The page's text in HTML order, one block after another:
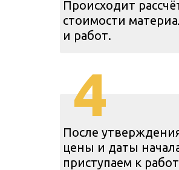
4
Происходит
стоимости
и работ.
После
цены и даты
приступаем к